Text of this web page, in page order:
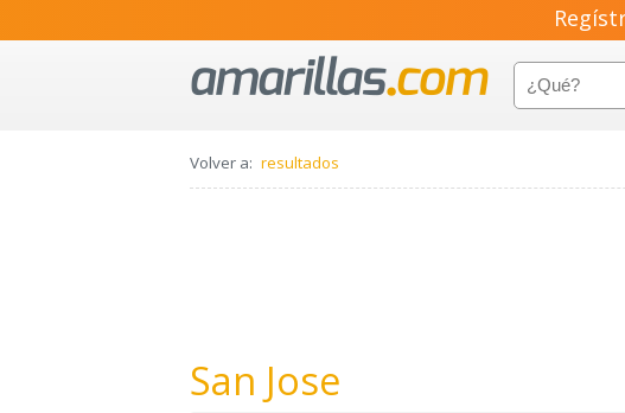
Volver a: resultados
San Jose